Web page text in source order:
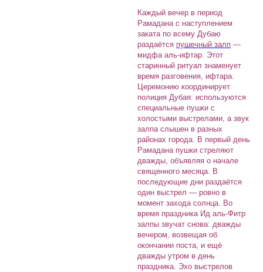
Каждый вечер в период
Рамадана с наступлением
заката по всему Дубаю
раздаётся пушечный залп —
мидфа аль-ифтар. Этот
старинный ритуал знаменует
время разговения, ифтара.
Церемонию координирует
полиция Дубая: используются
специальные пушки с
холостыми выстрелами, а звук
залпа слышен в разных
районах города. В первый день
Рамадана пушки стреляют
дважды, объявляя о начале
священного месяца. В
последующие дни раздаётся
один выстрел — ровно в
момент захода солнца. Во
время праздника Ид аль-Фитр
залпы звучат снова: дважды
вечером, возвещая об
окончании поста, и ещё
дважды утром в день
праздника. Эхо выстрелов